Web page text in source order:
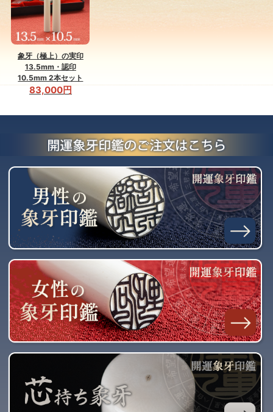
象牙（極上）の実印
13.5mm・認印
10.5mm 2本セット
83,000円